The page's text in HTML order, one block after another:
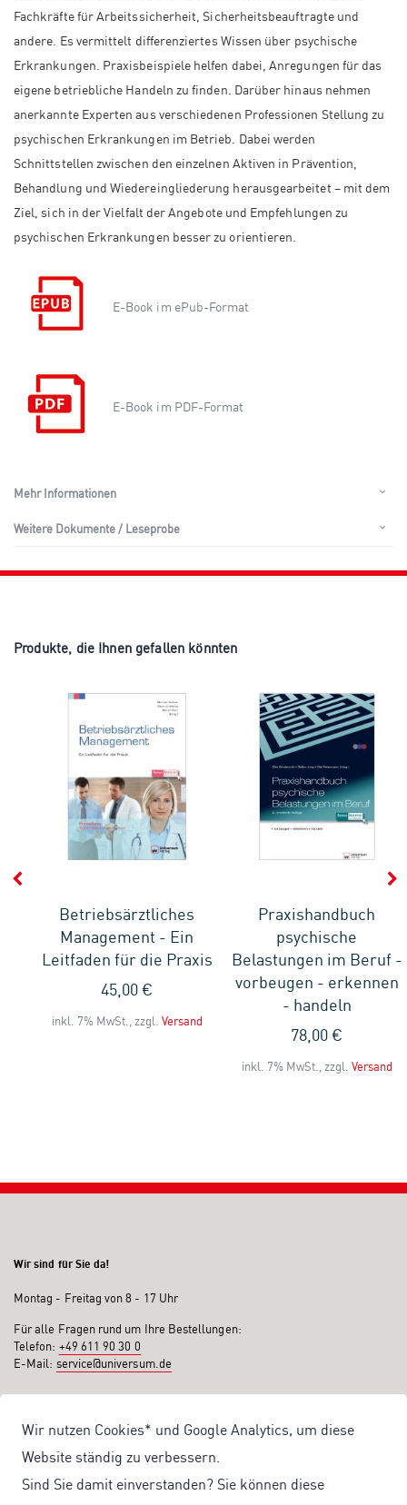
Wir nutzen Cookies* und Google Analytics, um diese
Website ständig zu verbessern.
Sind Sie damit einverstanden? Sie können diese
Fachkräfte für Arbeitssicherheit, Sicherheitsbeauftragte und
andere. Es vermittelt differenziertes Wissen über psychische
Erkrankungen. Praxisbeispiele helfen dabei, Anregungen für das
eigene betriebliche Handeln zu finden. Darüber hinaus nehmen
anerkannte Experten aus verschiedenen Professionen Stellung zu
psychischen Erkrankungen im Betrieb. Dabei werden
Schnittstellen zwischen den einzelnen Aktiven in Prävention,
Behandlung und Wiedereingliederung herausgearbeitet – mit dem
Ziel, sich in der Vielfalt der Angebote und Empfehlungen zu
psychischen Erkrankungen besser zu orientieren.
E-Book im ePub-Format
E-Book im PDF-Format
Mehr Informationen
Weitere Dokumente / Leseprobe
Produkte, die Ihnen gefallen könnten
Betriebsärztliches
Management - Ein
Leitfaden für die Praxis
45,00 €
inkl. 7% MwSt., zzgl. Versand
Praxishandbuch
psychische
Belastungen im Beruf -
vorbeugen - erkennen
- handeln
78,00 €
inkl. 7% MwSt., zzgl. Versand
Wir sind für Sie da!
Montag - Freitag von 8 - 17 Uhr
Für alle Fragen rund um Ihre Bestellungen:
Telefon: +49 611 90 30 0
E-Mail: service@universum.de
Kostenloser Versand ab 50€ Bestellwert
Sicher Einkaufen: Rechnung, PayPal
Produktentwicklung von eigener Fachredaktion